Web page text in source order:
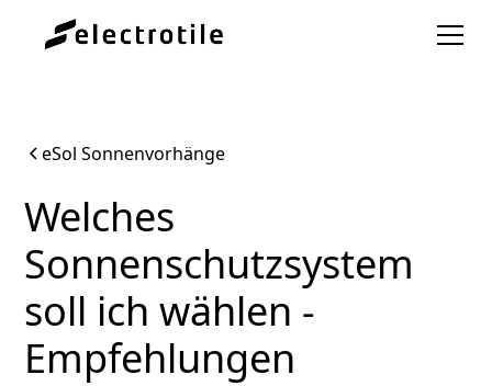
eSol Sonnenvorhänge
Welches
Sonnenschutzsystem
soll ich wählen -
Empfehlungen